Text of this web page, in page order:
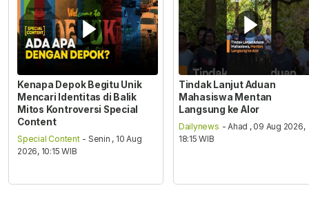
Kenapa Depok Begitu Unik
Mencari Identitas di Balik
Mitos Kontroversi Special
Content
Special Content - Senin , 10 Aug
2026, 10:15 WIB
Tindak Lanjut Aduan
Mahasiswa Mentan
Langsung ke Alor
Dailynews - Ahad , 09 Aug 2026,
18:15 WIB